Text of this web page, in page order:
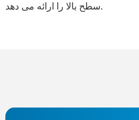
سطح بالا را ارائه می دهد.